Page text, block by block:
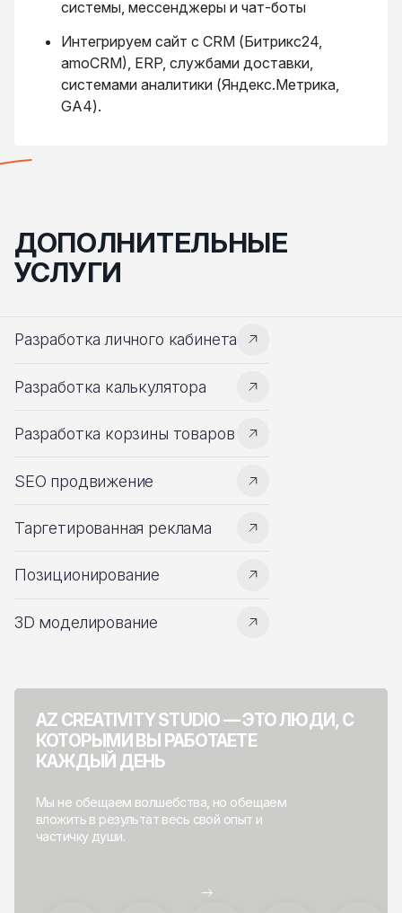
системы, мессенджеры и чат-боты
Интегрируем сайт с CRM (Битрикс24,
amoCRM), ERP, службами доставки,
системами аналитики (Яндекс.Метрика,
GA4).
ДОПОЛНИТЕЛЬНЫЕ
УСЛУГИ
Разработка личного кабинета
Разработка калькулятора
Разработка корзины товаров
SEO продвижение
Таргетированная реклама
Позиционирование
3D моделирование
AZ CREATIVITY STUDIO — ЭТО ЛЮДИ, С
КОТОРЫМИ ВЫ РАБОТАЕТЕ
КАЖДЫЙ ДЕНЬ
Мы не обещаем волшебства, но обещаем
вложить в результат весь свой опыт и
частичку души.